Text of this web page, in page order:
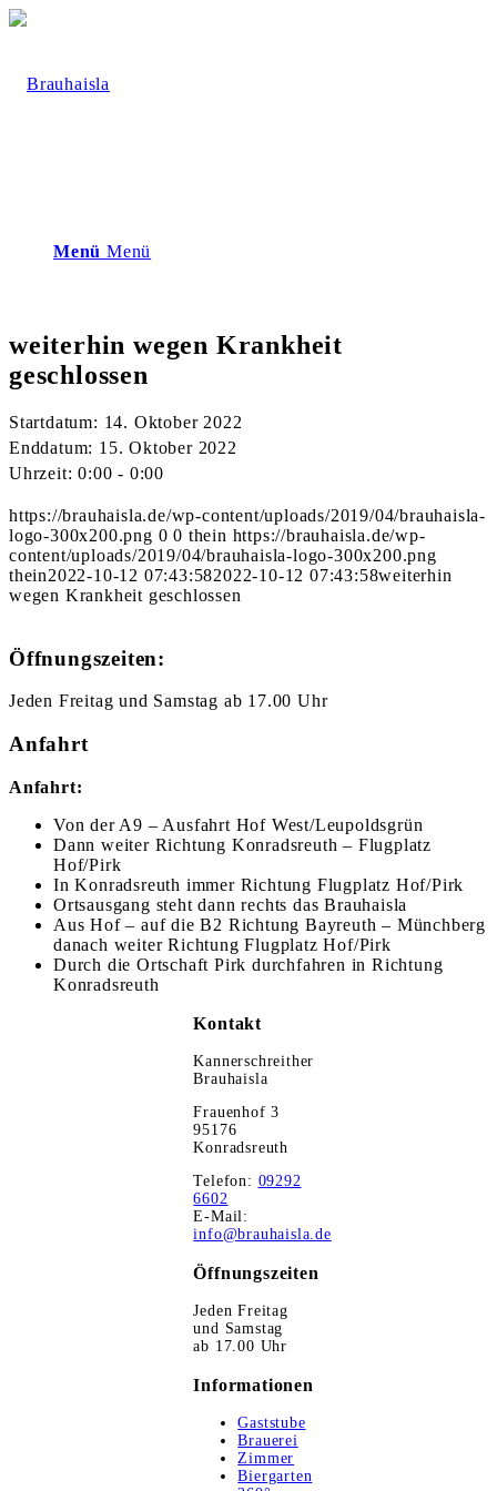
Menü Menü
weiterhin wegen Krankheit
geschlossen
Startdatum: 14. Oktober 2022
Enddatum: 15. Oktober 2022
Uhrzeit:0:00 - 0:00
https://brauhaisla.de/wp-content/uploads/2019/04/brauhaisla-
logo-300x200.png 0 0 thein https://brauhaisla.de/wp-
content/uploads/2019/04/brauhaisla-logo-300x200.png
thein2022-10-12 07:43:582022-10-12 07:43:58weiterhin
wegen Krankheit geschlossen
Öffnungszeiten:
Jeden Freitag und Samstag ab 17.00 Uhr
Anfahrt
Anfahrt:
Von der A9 – Ausfahrt Hof West/Leupoldsgrün
Dann weiter Richtung Konradsreuth – Flugplatz
Hof/Pirk
In Konradsreuth immer Richtung Flugplatz Hof/Pirk
Ortsausgang steht dann rechts das Brauhaisla
Aus Hof – auf die B2 Richtung Bayreuth – Münchberg
danach weiter Richtung Flugplatz Hof/Pirk
Durch die Ortschaft Pirk durchfahren in Richtung
Konradsreuth
Kontakt
Kannerschreither
Brauhaisla
Frauenhof 3
95176
Konradsreuth
Telefon: 09292
6602
E-Mail:
info@brauhaisla.de
Öffnungszeiten
Jeden Freitag
und Samstag
ab 17.00 Uhr
Informationen
Gaststube
Brauerei
Zimmer
Biergarten